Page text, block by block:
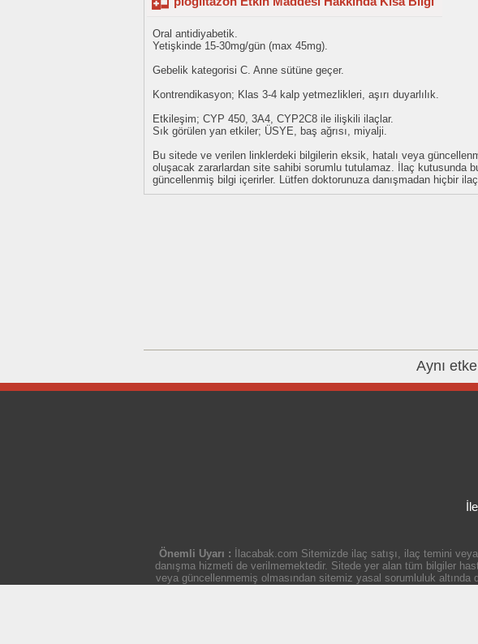
Oral antidiyabetik.
Yetişkinde 15-30mg/gün (max 45mg).
Gebelik kategorisi C. Anne sütüne geçer.
Kontrendikasyon; Klas 3-4 kalp yetmezlikleri, aşırı duyarlılık.
Etkileşim; CYP 450, 3A4, CYP2C8 ile ilişkili ilaçlar.
Sık görülen yan etkiler; ÜSYE, baş ağrısı, miyalji.
Bu sitede ve verilen linklerdeki bilgilerin eksik, hatalı veya
oluşacak zararlardan site sahibi sorumlu tutulamaz. İlaç kutusunda
güncellenmiş bilgi içerirler. Lütfen doktorunuza danışmadan hiçbir
Aynı
Önemli Uyarı :
İlacabak.com Sitemizde ilaç satışı, ilaç temini
danışma hizmeti de verilmemektedir. Sitede yer alan tüm bilgiler
veya güncellenmemiş olmasından sitemiz yasal sorumluluk altında